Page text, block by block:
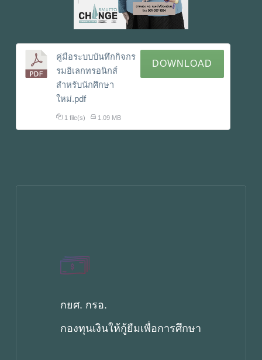
คู่มือระบบบันทึกกิจกร
รมอิเลกทรอนิกส์
สำหรับนักศึกษา
ใหม่.pdf
1 file(s) 1.09 MB
DOWNLOAD
กยศ. กรอ.
กองทุนเงินให้กู้ยืมเพื่อการศึกษา